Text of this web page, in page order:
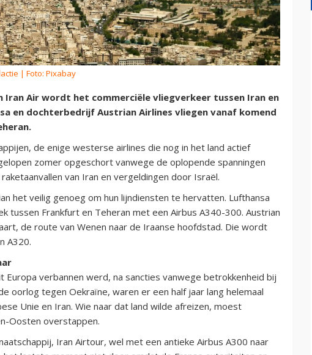
| Foto: Pixabay
Iran Air wordt het commerciële vliegverkeer tussen Iran en
en dochterbedrijf Austrian Airlines vliegen vanaf komend
de enige westerse airlines die nog in het land actief
zomer opgeschort vanwege de oplopende spanningen
van Iran en vergeldingen door Israël.
het veilig genoeg om hun lijndiensten te hervatten. Lufthansa
tussen Frankfurt en Teheran met een Airbus A340-300. Austrian
de route van Wenen naar de Iraanse hoofdstad. Die wordt
A320.
Europa verbannen werd, na sancties vanwege betrokkenheid bij
oorlog tegen Oekraïne, waren er een half jaar lang helemaal
Unie en Iran. Wie naar dat land wilde afreizen, moest
Oosten overstappen.
Iran Airtour, wel met een antieke Airbus A300 naar